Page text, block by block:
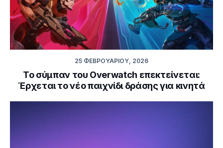
25 ΦΕΒΡΟΥΑΡΊΟΥ, 2026
Το σύμπαν του Overwatch επεκτείνεται:
Έρχεται το νέο παιχνίδι δράσης για κινητά